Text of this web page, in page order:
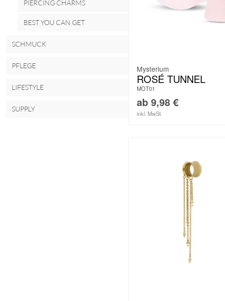
PIERCING CHARMS
BEST YOU CAN GET
SCHMUCK
PFLEGE
LIFESTYLE
SUPPLY
Mysterium
ROSÉ TUNNEL
MOT01
ab 9,98 €
inkl. MwSt.